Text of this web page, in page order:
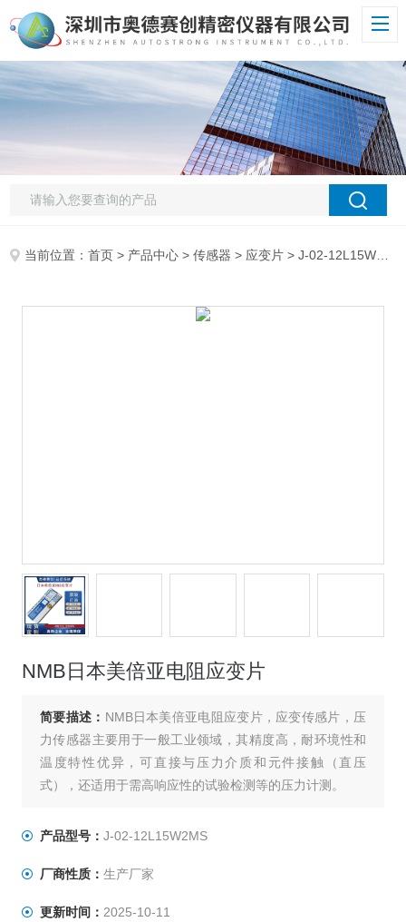
当前位置：首页 > 产品中心 >传感器 > 应变片 > J-02-12L15W2MSNMB日本美倍亚电阻应变片
NMB日本美倍亚电阻应变片
简要描述： NMB日本美倍亚电阻应变片，应变传感片，压
力传感器主要用于一般工业领域，其精度高，耐环境性和
温度特性优异，可直接与压力介质和元件接触（直压
式），还适用于需高响应性的试验检测等的压力计测。
产品型号： J-02-12L15W2MS
厂商性质： 生产厂家
更新时间： 2025-10-11